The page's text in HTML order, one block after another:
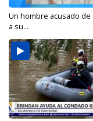
Un hombre acusado
a su...